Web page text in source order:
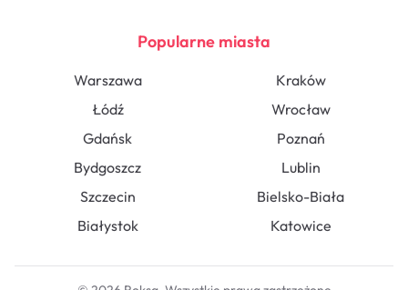
Popularne miasta
Warszawa
Kraków
Łódź
Wrocław
Gdańsk
Poznań
Bydgoszcz
Lublin
Szczecin
Bielsko-Biała
Białystok
Katowice